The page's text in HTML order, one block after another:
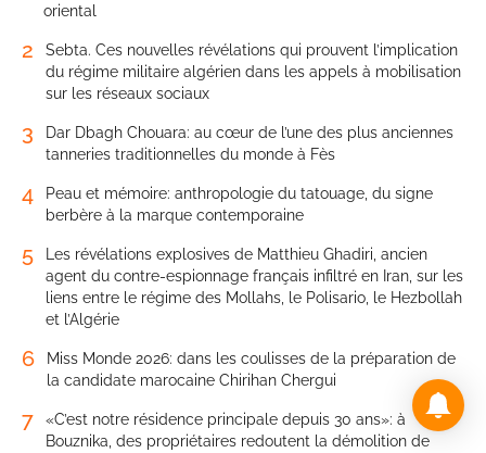
oriental
2
Sebta. Ces nouvelles révélations qui prouvent l’implication
du régime militaire algérien dans les appels à mobilisation
sur les réseaux sociaux
3
Dar Dbagh Chouara: au cœur de l’une des plus anciennes
tanneries traditionnelles du monde à Fès
4
Peau et mémoire: anthropologie du tatouage, du signe
berbère à la marque contemporaine
5
Les révélations explosives de Matthieu Ghadiri, ancien
agent du contre-espionnage français infiltré en Iran, sur les
liens entre le régime des Mollahs, le Polisario, le Hezbollah
et l’Algérie
6
Miss Monde 2026: dans les coulisses de la préparation de
la candidate marocaine Chirihan Chergui
7
«C’est notre résidence principale depuis 30 ans»: à
Bouznika, des propriétaires redoutent la démolition de